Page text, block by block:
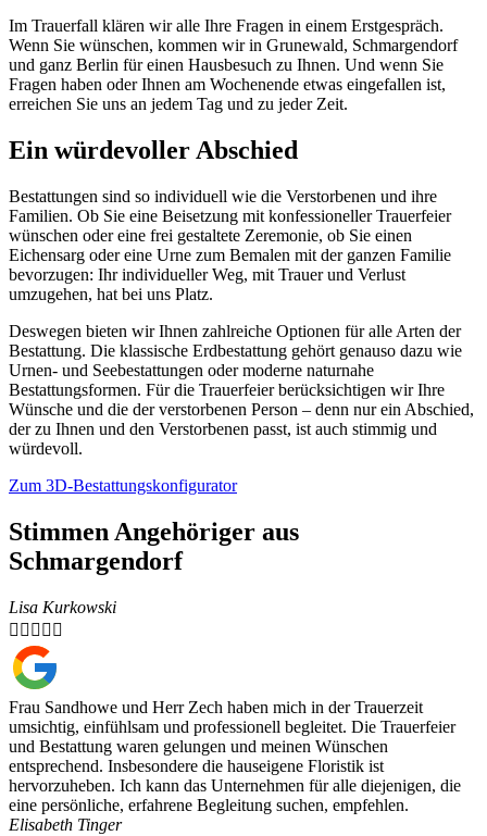
Im Trauerfall klären wir alle Ihre Fragen in einem Erstgespräch.
Wenn Sie wünschen, kommen wir in Grunewald, Schmargendorf
und ganz Berlin für einen Hausbesuch zu Ihnen. Und wenn Sie
Fragen haben oder Ihnen am Wochenende etwas eingefallen ist,
erreichen Sie uns an jedem Tag und zu jeder Zeit.
Ein würdevoller Abschied
Bestattungen sind so individuell wie die Verstorbenen und ihre
Familien. Ob Sie eine Beisetzung mit konfessioneller Trauerfeier
wünschen oder eine frei gestaltete Zeremonie, ob Sie einen
Eichensarg oder eine Urne zum Bemalen mit der ganzen Familie
bevorzugen: Ihr individueller Weg, mit Trauer und Verlust
umzugehen, hat bei uns Platz.
Deswegen bieten wir Ihnen zahlreiche Optionen für alle Arten der
Bestattung. Die klassische Erdbestattung gehört genauso dazu wie
Urnen- und Seebestattungen oder moderne naturnahe
Bestattungsformen. Für die Trauerfeier berücksichtigen wir Ihre
Wünsche und die der verstorbenen Person – denn nur ein Abschied,
der zu Ihnen und den Verstorbenen passt, ist auch stimmig und
würdevoll.
Zum 3D-Bestattungskonfigurator
Stimmen Angehöriger aus
Schmargendorf
Lisa Kurkowski
    
Frau Sandhowe und Herr Zech haben mich in der Trauerzeit
umsichtig, einfühlsam und professionell begleitet. Die Trauerfeier
und Bestattung waren gelungen und meinen Wünschen
entsprechend. Insbesondere die hauseigene Floristik ist
hervorzuheben. Ich kann das Unternehmen für alle diejenigen, die
eine persönliche, erfahrene Begleitung suchen, empfehlen.
Elisabeth Tinger